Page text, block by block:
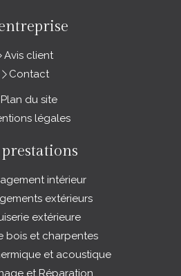
Avis client
Contact
Plan du site
légales
prestations
intérieur
extérieurs
extérieure
bois et charpentes
et acoustique
et Réparation